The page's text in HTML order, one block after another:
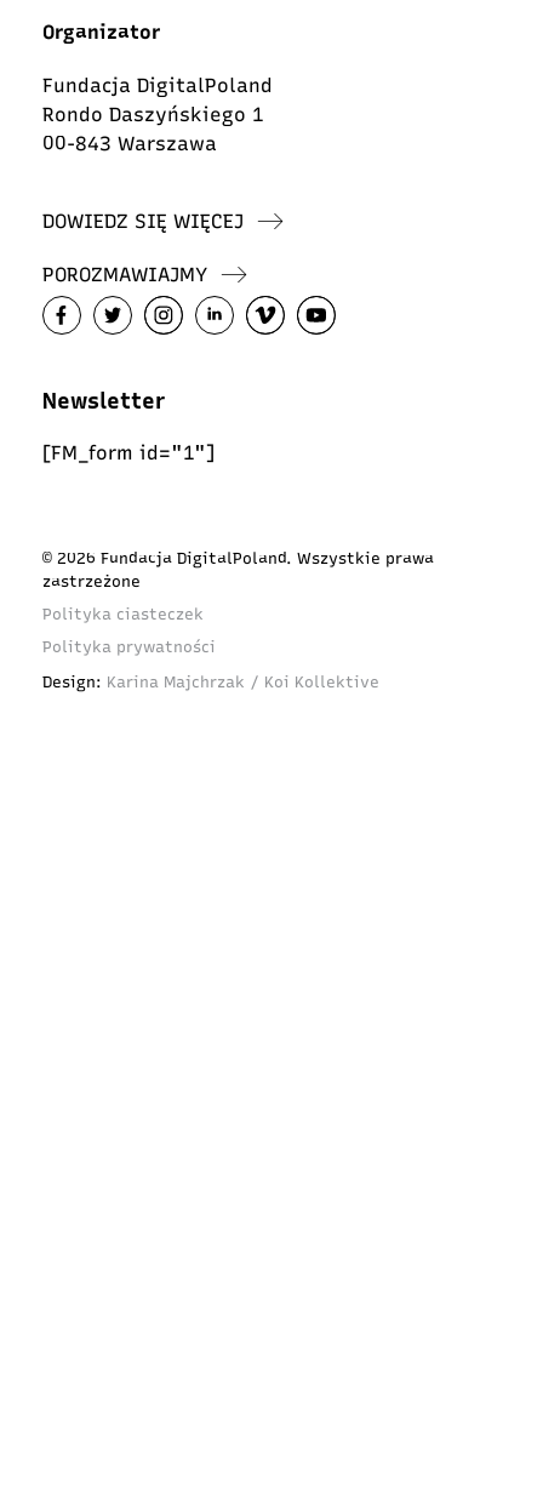
Organizator
Fundacja DigitalPoland
Rondo Daszyńskiego 1
00-843 Warszawa
DOWIEDZ SIĘ WIĘCEJ
POROZMAWIAJMY
Newsletter
[FM_form id="1"]
© 2026 Fundacja DigitalPoland. Wszystkie prawa
zastrzeżone
Polityka ciasteczek
Polityka prywatności
Design: Karina Majchrzak / Koi Kollektive